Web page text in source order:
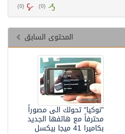
(
0
) (
0
)
المحتوى السابق
"نوكيا" تحولك الى مصوراً
محترفاً مع هاتفها الجديد
بكاميرا 41 ميجا بيكسل